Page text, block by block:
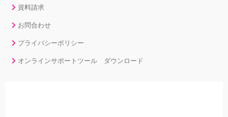
資料請求
お問合わせ
プライバシーポリシー
オンラインサポートツール ダウンロード